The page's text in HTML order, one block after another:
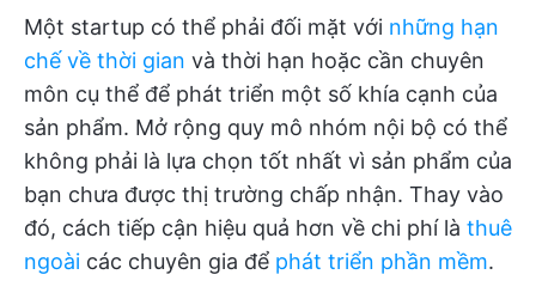
Một startup có thể phải đối mặt với những hạn
chế về thời gian và thời hạn hoặc cần chuyên
môn cụ thể để phát triển một số khía cạnh của
sản phẩm. Mở rộng quy mô nhóm nội bộ có thể
không phải là lựa chọn tốt nhất vì sản phẩm của
bạn chưa được thị trường chấp nhận. Thay vào
đó, cách tiếp cận hiệu quả hơn về chi phí là thuê
ngoài các chuyên gia để phát triển phần mềm.